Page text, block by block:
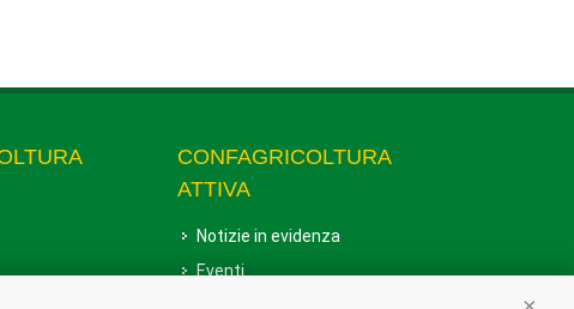
CONFAGRICOLTURA
ATTIVA
Notizie in evidenza
Eventi